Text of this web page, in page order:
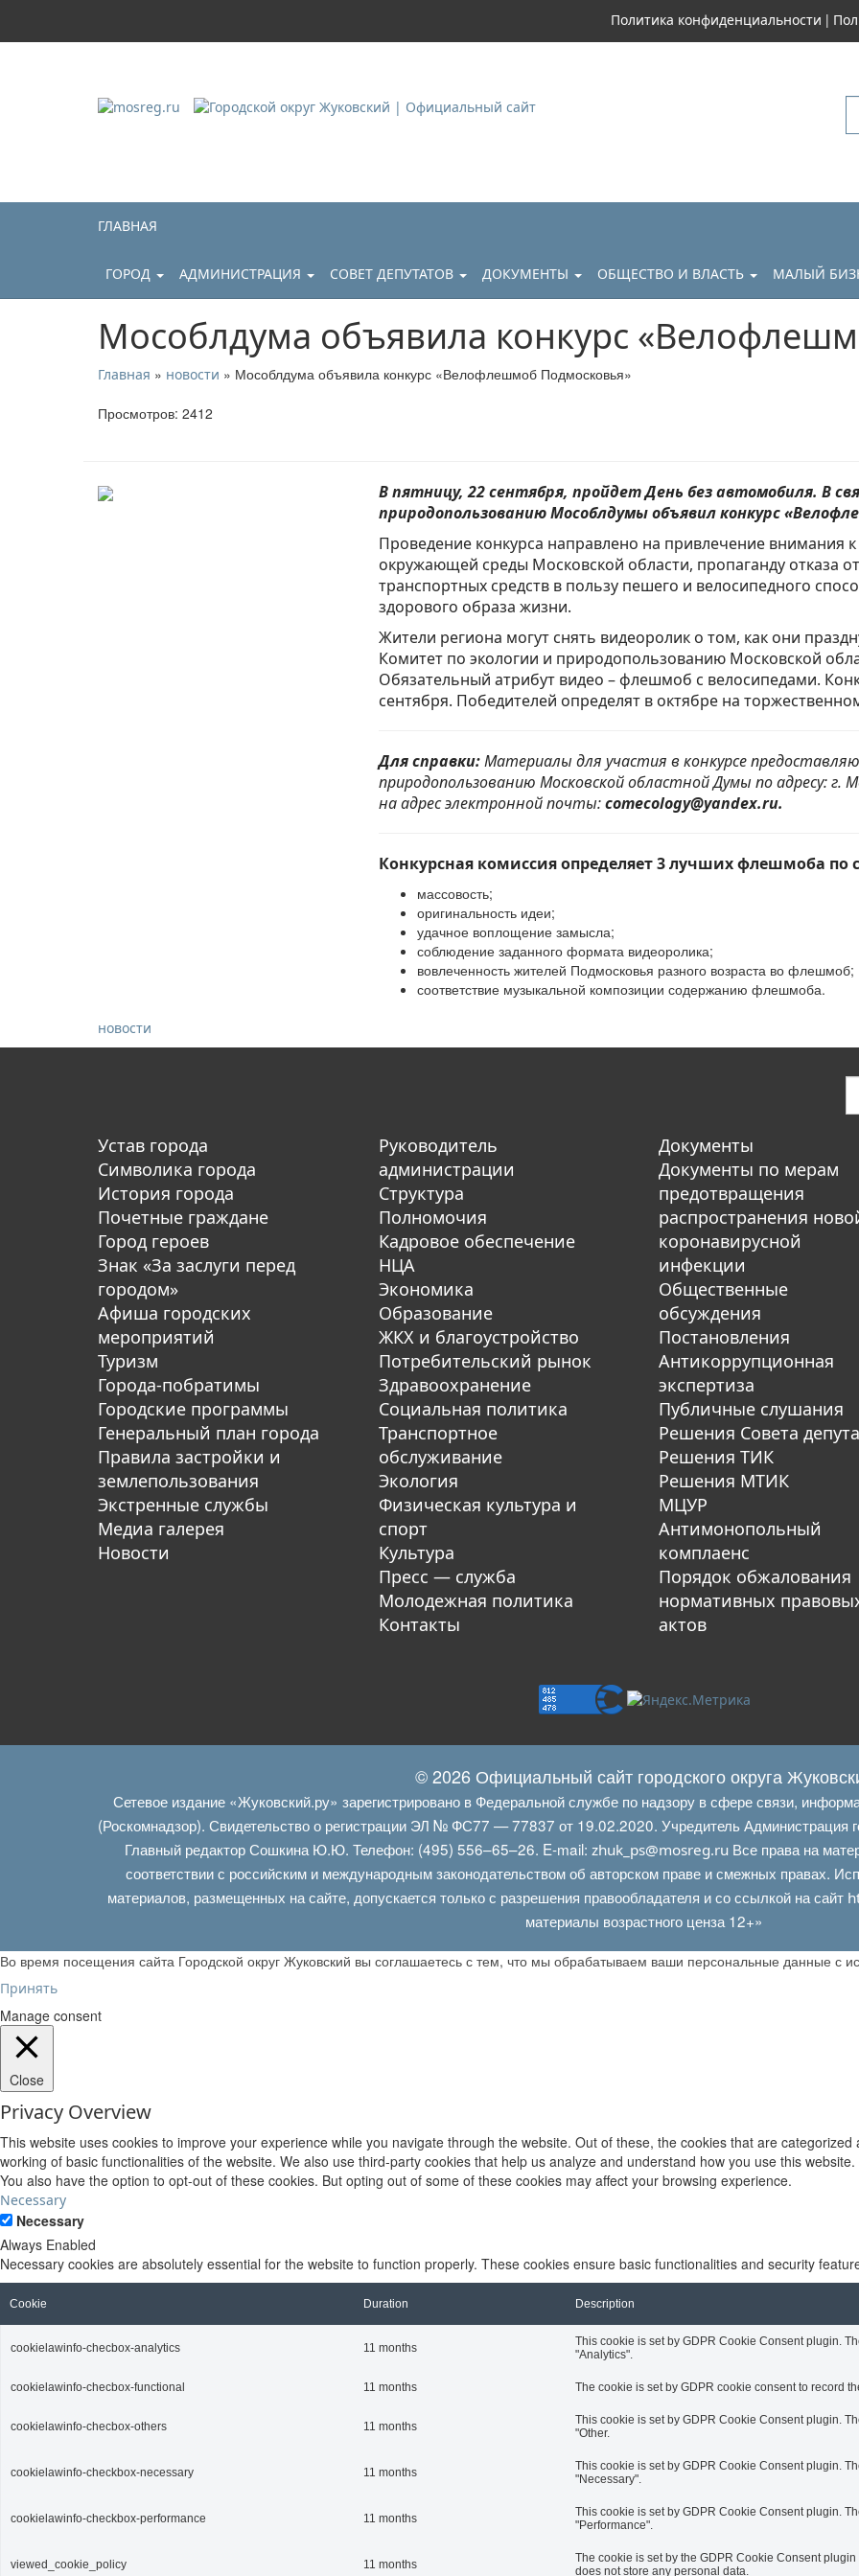
Политика конфиденциальности |
ГЛАВНАЯ
ГОРОД АДМИНИСТРАЦИЯ СОВЕТ ДЕПУТАТОВ ДОКУМЕНТЫ ОБЩЕСТВО И ВЛАСТЬ МАЛЫЙ
Мособлдума объявила конкурс
Главная » новости » Мособлдума объявила конкурс «Велофлешмоб Подмосковья»
Просмотров: 2412
В пятницу, 22 сентября, пройдет День без автомобиля. В
природопользованию Мособлдумы объявил конкурс
Проведение конкурса направлено на привлечение внимания
окружающей среды Московской области, пропаганду отказа
транспортных средств в пользу пешего и велосипедного
здорового образа жизни.
Жители региона могут снять видеоролик о том, как они
Комитет по экологии и природопользованию Московской
Обязательный атрибут видео – флешмоб с велосипедами.
сентября. Победителей определят в октябре на
Для справки:Материалы для участия в конкурсе
природопользованию Московской областной Думы по адресу:
на адрес электронной почты:comecology@yandex.ru.
Конкурсная комиссия определяет 3 лучших флешмоба
массовость;
оригинальность идеи;
удачное воплощение замысла;
соблюдение заданного формата видеоролика;
вовлеченность жителей Подмосковья разного возраста во флешмоб;
соответствие музыкальной композиции содержанию флешмоба.
новости
Устав города
Символика города
История города
Почетные граждане
Город героев
Знак «За заслуги перед
городом»
Афиша городских
мероприятий
Туризм
Города-побратимы
Городские программы
Генеральный план города
Правила застройки и
землепользования
Экстренные службы
Медиа галерея
Новости
Руководитель
администрации
Структура
Полномочия
Кадровое обеспечение
НЦА
Экономика
Образование
ЖКХ и благоустройство
Потребительский рынок
Здравоохранение
Социальная политика
Транспортное
обслуживание
Экология
Физическая культура и
спорт
Культура
Пресс — служба
Молодежная политика
Контакты
Документы
Документы по мерам
предотвращения
распространения
коронавирусной
инфекции
Общественные
обсуждения
Постановления
Антикоррупционная
экспертиза
Публичные слушания
Решения Совета
Решения ТИК
Решения МТИК
МЦУР
Антимонопольный
комплаенс
Порядок обжалования
нормативных
актов
© 2026 Официальный сайт городского округа
Сетевое издание «Жуковский.ру» зарегистрировано в Федеральной службе по надзору в сфере связи,
(Роскомнадзор). Свидетельство о регистрации ЭЛ № ФС77 — 77837 от 19.02.2020. Учредитель Администрация
Главный редактор Сошкина Ю.Ю. Телефон: (495) 556–65–26. E‑mail: zhuk_ps@mosreg.ruВсе права на
соответствии с российским и международным законодательством об авторском праве и смежных правах.
материалов, размещенных на сайте, допускается только с разрешения правообладателя и со ссылкой на сайт
материалы возрастного ценза 12+»
Во время посещения сайта Городской округ Жуковский вы соглашаетесь с тем, что мы обрабатываем ваши персональные данные с
Принять
Manage consent
Close
Privacy Overview
This website uses cookies to improve your experience while you navigate through the website. Out of these, the cookies that are
working of basic functionalities of the website. We also use third-party cookies that help us analyze and understand how you use this
You also have the option to opt-out of these cookies. But opting out of some of these cookies may affect your browsing experience.
Necessary
Necessary
Always Enabled
Necessary cookies are absolutely essential for the website to function properly. These cookies ensure basic functionalities and security
Cookie Duration Description
cookielawinfo-checbox-analytics 11 months
This cookie is set by GDPR Cookie Consent plugin.
"Analytics".
cookielawinfo-checbox-functional 11 months The cookie is set by GDPR cookie consent to record
cookielawinfo-checbox-others 11 months
This cookie is set by GDPR Cookie Consent plugin.
"Other.
cookielawinfo-checkbox-necessary 11 months
This cookie is set by GDPR Cookie Consent plugin.
"Necessary".
cookielawinfo-checkbox-performance 11 months
This cookie is set by GDPR Cookie Consent plugin.
"Performance".
viewed_cookie_policy 11 months
The cookie is set by the GDPR Cookie Consent
does not store any personal data.